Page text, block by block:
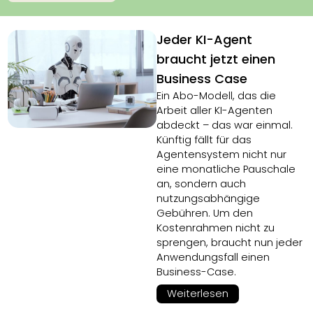
Jeder KI-Agent
braucht jetzt einen
Business Case
Ein Abo-Modell, das die
Arbeit aller KI-Agenten
abdeckt – das war einmal.
Künftig fällt für das
Agentensystem nicht nur
eine monatliche Pauschale
an, sondern auch
nutzungsabhängige
Gebühren. Um den
Kostenrahmen nicht zu
sprengen, braucht nun jeder
Anwendungsfall einen
Business-Case.
Weiterlesen